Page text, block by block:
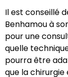
Il est conseillé
Benhamou à
pour une
quelle
pourra être
que la